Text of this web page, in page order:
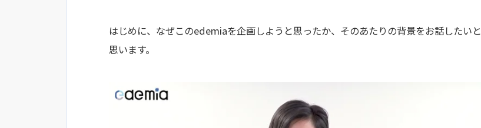
はじめに、なぜこのedemiaを企画しようと思ったか、そのあたりの背景をお話したいと
思います。